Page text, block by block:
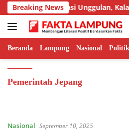
Langsung
ke
konten
Breaking News
Tampilkan Inovasi Unggulan,
Beranda Lampung Nasional Politik
Pemerintah Jepang
Nasional September 10, 2025